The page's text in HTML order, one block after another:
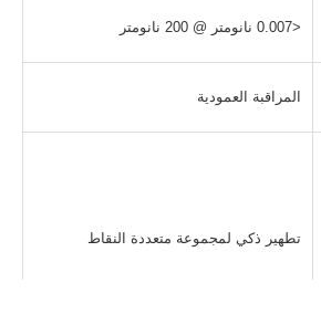
<0.007 نانومتر @ 200 نانومتر
المراقبة العمودية
تطهير ذكي لمجموعة متعددة النقاط